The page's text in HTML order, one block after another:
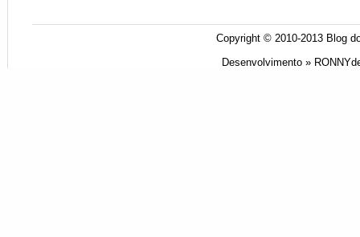
Copyright © 2010-2013 Blog
Desenvolvimento »